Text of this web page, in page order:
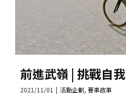
前進武嶺 | 挑戰自我
2021/11/01 | 活動企劃, 賽事故事